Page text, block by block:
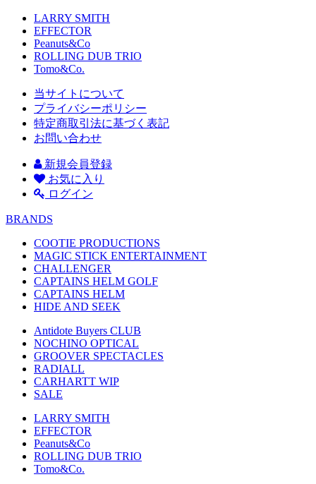
LARRY SMITH
EFFECTOR
Peanuts&Co
ROLLING DUB TRIO
Tomo&Co.
当サイトについて
プライバシーポリシー
特定商取引法に基づく表記
お問い合わせ
新規会員登録
お気に入り
ログイン
BRANDS
COOTIE PRODUCTIONS
MAGIC STICK ENTERTAINMENT
CHALLENGER
CAPTAINS HELM GOLF
CAPTAINS HELM
HIDE AND SEEK
Antidote Buyers CLUB
NOCHINO OPTICAL
GROOVER SPECTACLES
RADIALL
CARHARTT WIP
SALE
LARRY SMITH
EFFECTOR
Peanuts&Co
ROLLING DUB TRIO
Tomo&Co.